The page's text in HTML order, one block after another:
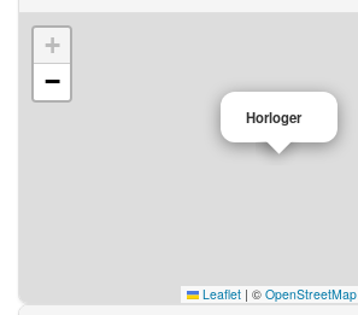
Horloger
+
−
Leaflet | © OpenStreetMap